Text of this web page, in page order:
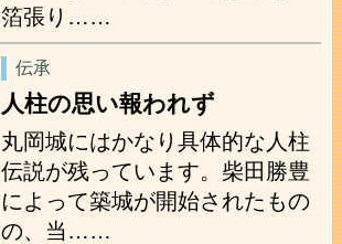
箔張り……
伝承
人柱の思い報われず
丸岡城にはかなり具体的な人柱
伝説が残っています。柴田勝豊
によって築城が開始されたもの
の、当……